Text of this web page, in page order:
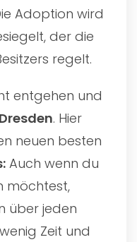
Adoption wird
der die
regelt.
entgehen und
. Hier
neuen besten
Auch wenn du
möchtest,
über jeden
Zeit und